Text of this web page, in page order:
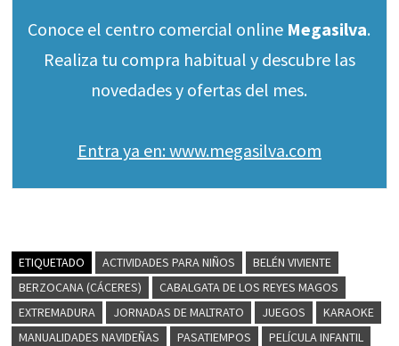
Conoce el centro comercial online Megasilva.
Realiza tu compra habitual y descubre las
novedades y ofertas del mes.
Entra ya en: www.megasilva.com
ETIQUETADO ACTIVIDADES PARA NIÑOS
BELÉN VIVIENTE
BERZOCANA (CÁCERES)
CABALGATA DE LOS REYES MAGOS
EXTREMADURA
JORNADAS DE MALTRATO JUEGOS
KARAOKE
MANUALIDADES NAVIDEÑAS
PASATIEMPOS
PELÍCULA INFANTIL